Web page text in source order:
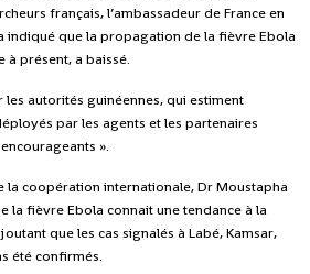
français, l’ambassadeur de France en
indiqué que la propagation de la fièvre Ebola
à présent, a baissé.
autorités guinéennes, qui estiment
par les agents et les partenaires
».
la coopération internationale, Dr Moustapha
la fièvre Ebola connait une tendance à la
que les cas signalés à Labé, Kamsar,
été confirmés.